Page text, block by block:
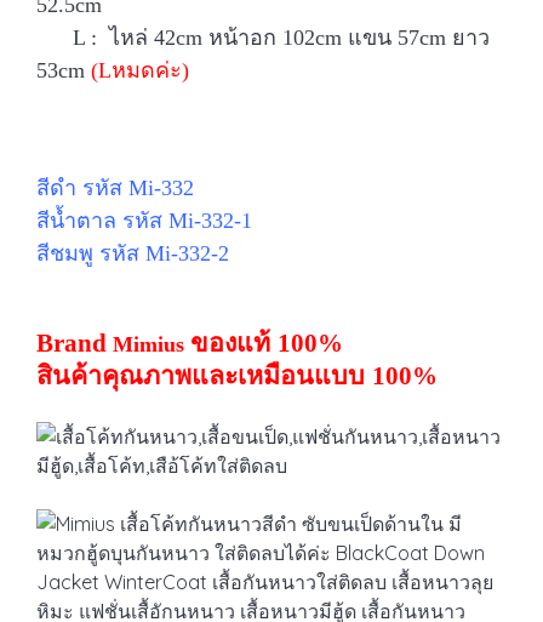
52.5cm
L : ไหล่ 42cm หน้าอก 102cm แขน 57cm ยาว
53cm (Lหมดค่ะ)
สีดำ รหัส Mi-332
สีน้ำตาล รหัส Mi-332-1
สีชมพู รหัส Mi-332-2
Brand Mimius ของแท้ 100%
สินค้าคุณภาพและเหมือนแบบ 100%